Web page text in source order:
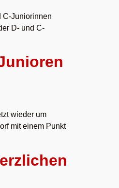
C-Juniorinnen
D- und C-
wieder um
mit einem Punkt